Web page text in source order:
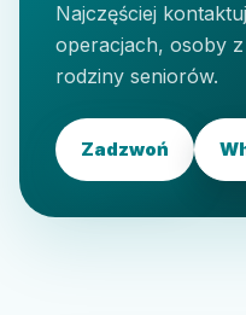
Najczęściej
operacjach, osoby
rodziny seniorów.
Zadzwoń